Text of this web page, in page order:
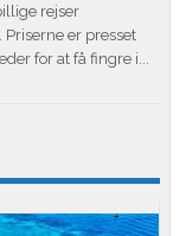
rejser
er presset
for at få fingre i...